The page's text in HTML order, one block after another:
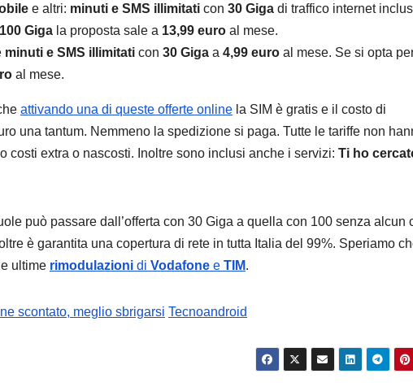
e altri: minuti e SMS illimitati con 30 Giga di traffico internet
100 Giga la proposta sale a 13,99 euro al mese.
minuti e SMS illimitati con 30 Giga a 4,99 euro al mese. Se si opta
al mese.
attivando una di queste offerte online la SIM è gratis e il costo di
una tantum. Nemmeno la spedizione si paga. Tutte le tariffe non
costi extra o nascosti. Inoltre sono inclusi anche i servizi: Ti ho
può passare dall’offerta con 30 Giga a quella con 100 senza alcun
è garantita una copertura di rete in tutta Italia del 99%. Speriamo
ultime rimodulazioni di Vodafone e TIM.
scontato, meglio sbrigarsi Tecnoandroid